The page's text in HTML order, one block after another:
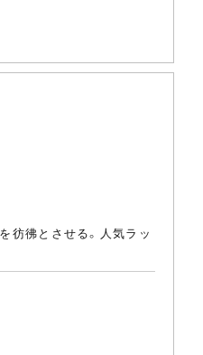
彷彿とさせる。人気ラッ